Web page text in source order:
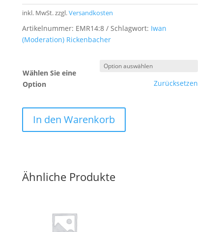
inkl. MwSt.zzgl.Versandkosten
Artikelnummer: EMR14:8 Schlagwort: Iwan
(Moderation) Rickenbacher
Wählen Sie eine
Option
Zurücksetzen
In den Warenkorb
Ähnliche Produkte